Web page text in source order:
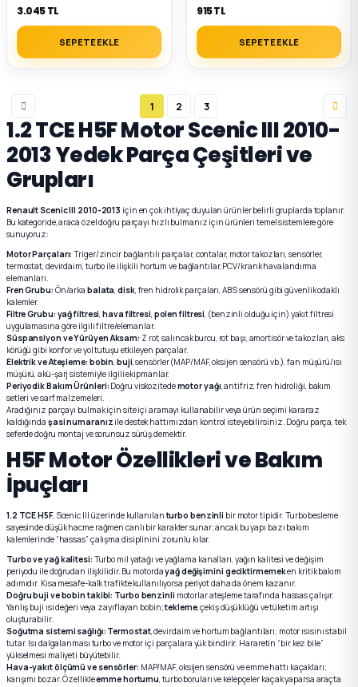
3.045 TL
SEPETE EKLE
915 TL
SEPETE EKLE
1 2 3
1.2 TCE H5F Motor Scenic III 2010-
2013 Yedek Parça Çeşitleri ve
Grupları
Renault Scenic III 2010-2013 için en çok ihtiyaç duyulan ürünler belirli gruplarda toplanır.
Bu kategoride, araca özel doğru parçayı hızlı bulmanız için ürünleri temel sistemlere göre
sunuyoruz:
Motor Parçaları: Triger/zincir bağlantılı parçalar, contalar, motor takozları, sensörler,
termostat, devirdaim, turbo ile ilişkili hortum ve bağlantılar, PCV/krank havalandırma
elemanları.
Fren Grubu: Ön/arka balata,disk, fren hidrolik parçaları, ABS sensörü gibi güvenlik odaklı
kalemler.
Filtre Grubu: yağ filtresi,hava filtresi, polen filtresi, (benzinli olduğu için) yakıt filtresi
uygulamasına göre ilgili filtre/elemanlar.
Süspansiyon ve Yürüyen Aksam: Z rot, salıncak burcu, rot başı, amortisör ve takozları, aks
körüğü gibi konfor ve yol tutuşu etkileyen parçalar.
Elektrik ve Ateşleme: bobin,buji, sensörler (MAP/MAF, oksijen sensörü vb.), fan müşürü/ısı
müşürü, akü-şarj sistemiyle ilgili ekipmanlar.
Periyodik Bakım Ürünleri: Doğru viskozitedemotor yağı, antifriz, fren hidroliği, bakım
setleri ve sarf malzemeleri.
Aradığınız parçayı bulmak için site içi aramayı kullanabilir veya ürün seçimi kararsız
kaldığında şasi numaranız ile destek hattımızdan kontrol isteyebilirsiniz. Doğru parça, tek
seferde doğru montaj ve sorunsuz sürüş demektir.
H5F Motor Özellikleri ve Bakım
İpuçları
1.2 TCE H5F, Scenic III üzerinde kullanılanturbo benzinli bir motor tipidir. Turbo besleme
sayesinde düşük hacme rağmen canlı bir karakter sunar; ancak bu yapı bazı bakım
kalemlerinde “hassas” çalışma disiplinini zorunlu kılar.
Turbo ve yağ kalitesi: Turbo mil yatağı ve yağlama kanalları, yağın kalitesi ve değişim
periyodu ile doğrudan ilişkilidir. Bu motordayağ değişimini geciktirmemeken kritik bakım
adımıdır. Kısa mesafe-kalk trafikte kullanılıyorsa periyot daha da önem kazanır.
Doğru buji ve bobin takibi: Turbo benzinli motorlar ateşleme tarafında hassas çalışır.
Yanlış buji ısı değeri veya zayıflayan bobin;tekleme, çekiş düşüklüğü ve tüketim artışı
oluşturabilir.
Soğutma sistemi sağlığı: Termostat, devirdaim ve hortum bağlantıları; motor ısısını stabil
tutar. Isı dalgalanması turbo ve motor içi parçalara yük bindirir. Hararetin “bir kez bile”
yükselmesi maliyeti büyütebilir.
Hava-yakıt ölçümü ve sensörler: MAP/MAF, oksijen sensörü ve emme hattı kaçakları;
karışımı bozar. Özellikleemme hortumu, turbo boruları ve kelepçeler kaçak yaparsa araçta